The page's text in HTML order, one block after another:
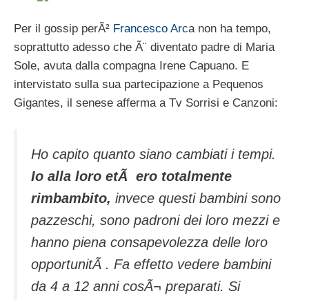
Per il gossip perÃ² Francesco Arca non ha tempo,
soprattutto adesso che Ã¨ diventato padre di Maria
Sole, avuta dalla compagna Irene Capuano. E
intervistato sulla sua partecipazione a Pequenos
Gigantes, il senese afferma a Tv Sorrisi e Canzoni:
Ho capito quanto siano cambiati i tempi.
Io alla loro etÃ ero totalmente
rimbambito, invece questi bambini sono
pazzeschi, sono padroni dei loro mezzi e
hanno piena consapevolezza delle loro
opportunitÃ . Fa effetto vedere bambini
da 4 a 12 anni cosÃ¬ preparati. Si